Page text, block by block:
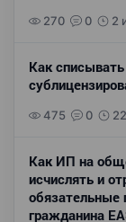
270 0 2
Как
475 0
Как ИП на
исчислять и
обязательные
гражданина